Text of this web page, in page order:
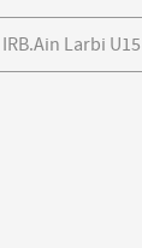
IRB.Ain Larbi U15